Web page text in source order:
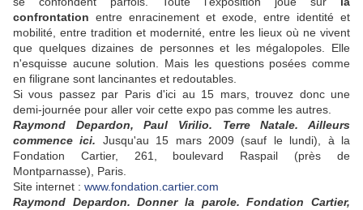
confrontation entre enracinement et exode, entre identité et
mobilité, entre tradition et modernité, entre les lieux où ne vivent
que quelques dizaines de personnes et les mégalopoles. Elle
n'esquisse aucune solution. Mais les questions posées comme
en filigrane sont lancinantes et redoutables.
Si vous passez par Paris d'ici au 15 mars, trouvez donc une
demi-journée pour aller voir cette expo pas comme les autres.
Raymond Depardon, Paul Virilio. Terre Natale. Ailleurs
commence ici. Jusqu'au 15 mars 2009 (sauf le lundi), à la
Fondation Cartier, 261, boulevard Raspail (près de
Montparnasse), Paris.
Site internet : www.fondation.cartier.com
Raymond Depardon. Donner la parole. Fondation Cartier,